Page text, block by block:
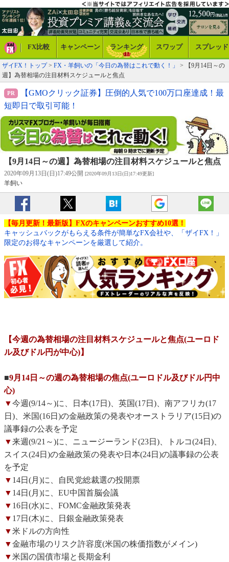
FX比較 キャンペーン ランキング スワップ スプレッド
ザイFX！トップ> FX・羊飼いの「今日の為替はこれで動く！」
> 【9月14日～の
週】為替相場の注目材料スケジュールと焦点
【GMOクリック証券】圧倒的人気で100万口座達成！最
短即日で取引可能！
【9月14日～の週】為替相場の注目材料スケジュールと焦点
2020年09月13日(日)17:49公開 [2020年09月13日(日)17:49更新]
羊飼い
【毎月更新！最新版】FXのキャンペーンおすすめ10選！
キャッシュバックがもらえる条件が簡単なFX会社や、「ザイFX！」
限定のお得なキャンペーンを厳選して紹介。
【今週の為替相場の注目材料スケジュールと焦点(ユーロド
ル及びドル円が中心)】
■9月14日～の週の為替相場の焦点(ユーロドル及びドル円中
心)
▼今週(9/14～)に、日本(17日)、英国(17日)、南アフリカ(17
日)、米国(16日)の金融政策の発表やオーストラリア(15日)の
議事録の公表を予定
▼来週(9/21～)に、ニュージーランド(23日)、トルコ(24日)、
スイス(24日)の金融政策の発表や日本(24日)の議事録の公表
を予定
▼ 14日(月)に、自民党総裁選の投開票
▼ 14日(月)に、EU中国首脳会議
▼ 16日(水)に、FOMC金融政策発表
▼ 17日(木)に、日銀金融政策発表
▼米ドルの方向性
▼金融市場のリスク許容度(米国の株価指数がメイン)
▼米国の国債市場と長期金利